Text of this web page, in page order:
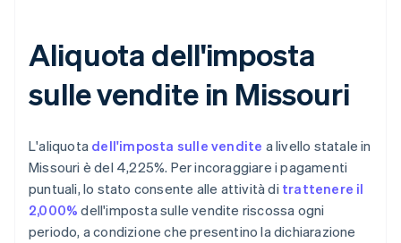
Aliquota dell'imposta
sulle vendite in Missouri
L'aliquota dell'imposta sulle vendite a livello statale in
Missouri è del 4,225%. Per incoraggiare i pagamenti
puntuali, lo stato consente alle attività di trattenere il
2,000% dell'imposta sulle vendite riscossa ogni
periodo, a condizione che presentino la dichiarazione